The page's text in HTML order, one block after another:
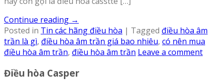
Continue reading →
Posted in Tin các hãng điều hòa | Tagged điều hòa âm
trần là gì, điều hòa âm trần giá bao nhiêu, có nên mua
điều hòa âm trần, điều hòa âm trần Leave a comment
Điều hòa Casper